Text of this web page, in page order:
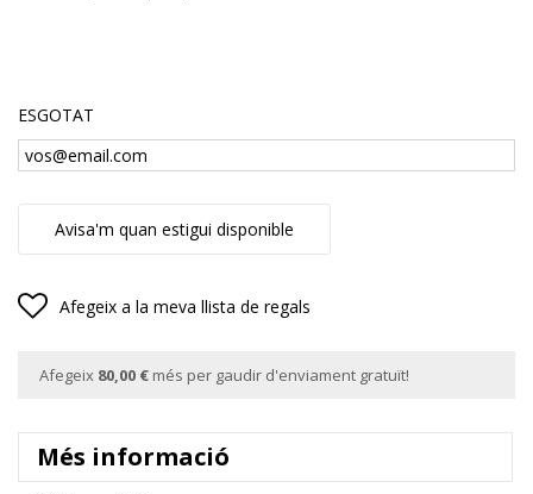
ESGOTAT
Avisa'm quan estigui disponible
Afegeix a la meva llista de regals
Afegeix 80,00 € més per gaudir d'enviament gratuït!
Més informació